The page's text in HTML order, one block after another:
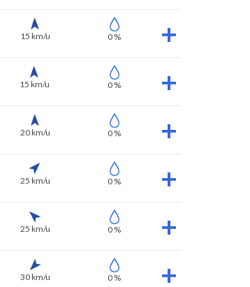
15 km/u 0 %
15 km/u 0 %
20 km/u 0 %
25 km/u 0 %
25 km/u 0 %
30 km/u 0 %